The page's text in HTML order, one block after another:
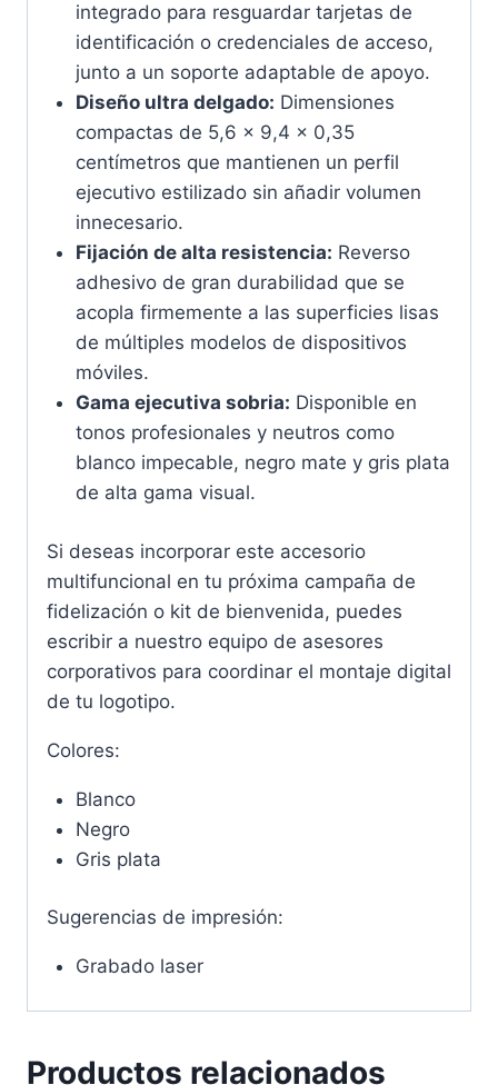
integrado para resguardar tarjetas de
identificación o credenciales de acceso,
junto a un soporte adaptable de apoyo.
Diseño ultra delgado: Dimensiones
compactas de 5,6 x 9,4 x 0,35
centímetros que mantienen un perfil
ejecutivo estilizado sin añadir volumen
innecesario.
Fijación de alta resistencia: Reverso
adhesivo de gran durabilidad que se
acopla firmemente a las superficies lisas
de múltiples modelos de dispositivos
móviles.
Gama ejecutiva sobria: Disponible en
tonos profesionales y neutros como
blanco impecable, negro mate y gris plata
de alta gama visual.
Si deseas incorporar este accesorio
multifuncional en tu próxima campaña de
fidelización o kit de bienvenida, puedes
escribir a nuestro equipo de asesores
corporativos para coordinar el montaje digital
de tu logotipo.
Colores:
Blanco
Negro
Gris plata
Sugerencias de impresión:
Grabado laser
Productos relacionados